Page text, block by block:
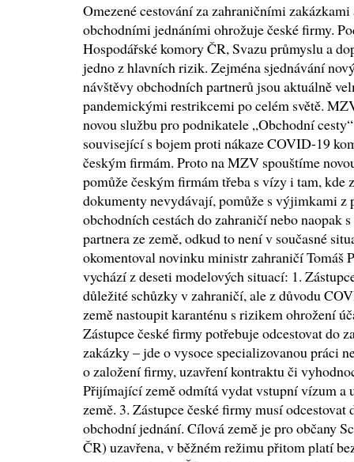
Omezené cestování za zahraničními zakázkami
obchodními jednáními ohrožuje české firmy.
Hospodářské komory ČR, Svazu průmyslu a
jedno z hlavních rizik. Zejména sjednávání
návštěvy obchodních partnerů jsou aktuálně
pandemickými restrikcemi po celém světě.
novou službu pro podnikatele „Obchodní
související s bojem proti nákaze COVID-19
českým firmám. Proto na MZV spouštíme
pomůže českým firmám třeba s vízy i tam, kde
dokumenty nevydávají, pomůže s výjimkami z
obchodních cestách do zahraničí nebo naopak
partnera ze země, odkud to není v současné
okomentoval novinku ministr zahraničí Tomáš
vychází z deseti modelových situací: 1.
důležité schůzky v zahraničí, ale z důvodu
země nastoupit karanténu s rizikem ohrožení
Zástupce české firmy potřebuje odcestovat do
zakázky – jde o vysoce specializovanou práci
o založení firmy, uzavření kontraktu či
Přijímající země odmítá vydat vstupní vízum a
země. 3. Zástupce české firmy musí
obchodní jednání. Cílová země je pro občany
ČR) uzavřena, v běžném režimu přitom platí